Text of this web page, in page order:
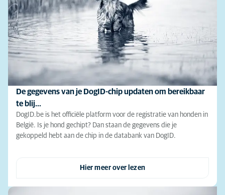
De gegevens van je DogID-chip updaten om bereikbaar
te blij…
DogID.be is het officiële platform voor de registratie van honden in
België. Is je hond gechipt? Dan staan de gegevens die je
gekoppeld hebt aan de chip in de databank van DogID.
Hier meer over lezen